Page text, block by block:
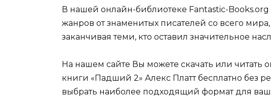
В нашей онлайн-библиотеке Fantastic-
жанров от знаменитых писателей со всего
заканчивая теми, кто оставил значительное
На нашем сайте Вы можете скачать или читать
книги «Падший 2» Алекс Платт бесплатно без
выбрать наиболее подходящий формат для